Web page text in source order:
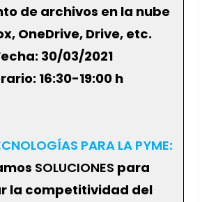
de archivos en la nube
OneDrive, Drive, etc.
30/03/2021
16:30-19:00 h
PARA LA PYME:
SOLUCIONES para
la competitividad del